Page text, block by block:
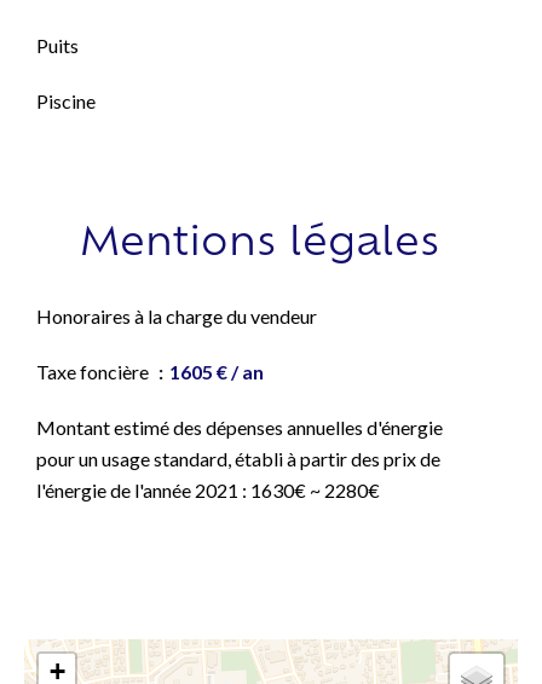
Puits
Piscine
Mentions légales
Honoraires à la charge du vendeur
Taxe foncière 1605 € / an
Montant estimé des dépenses annuelles d'énergie
pour un usage standard, établi à partir des prix de
l'énergie de l'année 2021 : 1630€ ~ 2280€
+